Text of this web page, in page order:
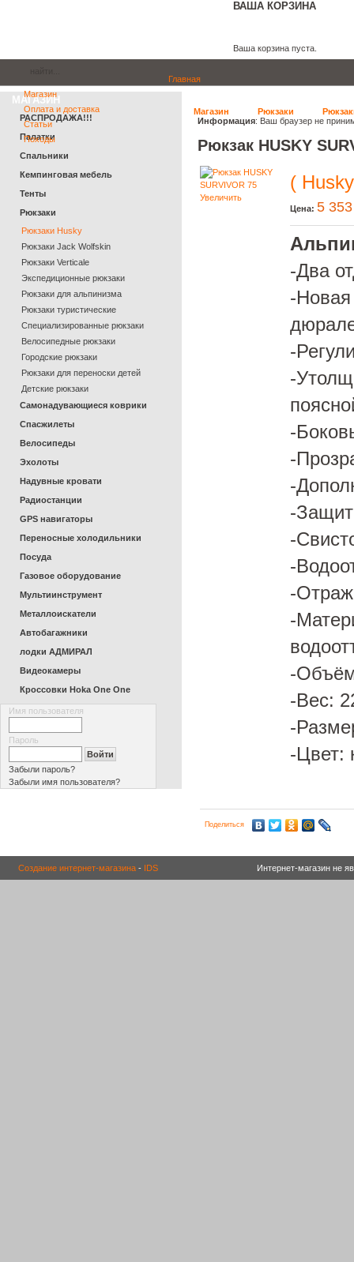
ВАША КОРЗИНА
Ваша корзина пуста.
Главная
Магазин
Оплата и доставка
Статьи
Походы
Магазин Рюкзаки
Информация: Ваш браузер не
Рюкзак HUSKY
Увеличить
(
Цена: 5
-Два
-Новая
-
-
-
-
-
-
-
-
-
-
-
-Вес:
-
-Цвет:
Поделиться
МАГАЗИН
РАСПРОДАЖА!!!
Палатки
Спальники
Кемпинговая мебель
Тенты
Рюкзаки
Рюкзаки Husky
Рюкзаки Jack Wolfskin
Рюкзаки Verticale
Экспедиционные рюкзаки
Рюкзаки для альпинизма
Рюкзаки туристические
Специализированные рюкзаки
Велосипедные рюкзаки
Городские рюкзаки
Рюкзаки для переноски детей
Детские рюкзаки
Самонадувающиеся коврики
Спасжилеты
Велосипеды
Эхолоты
Надувные кровати
Радиостанции
GPS навигаторы
Переносные холодильники
Посуда
Газовое оборудование
Мультиинструмент
Металлоискатели
Автобагажники
лодки АДМИРАЛ
Видеокамеры
Кроссовки Hoka One One
Имя пользователя
Пароль
Забыли пароль?
Забыли имя пользователя?
Создание интернет-магазина - IDS Интернет-магазин не